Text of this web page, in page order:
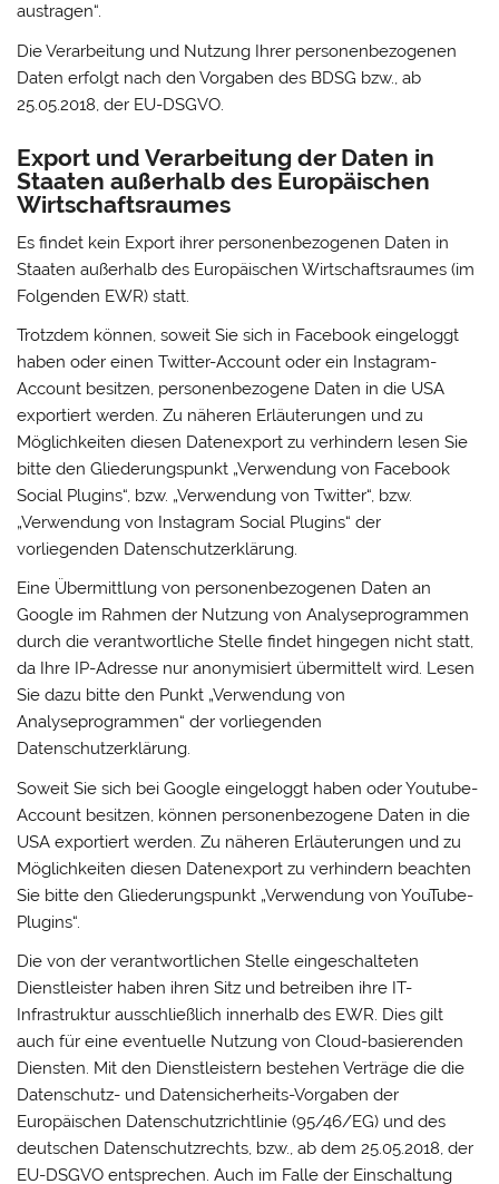
austragen“.
Die Verarbeitung und Nutzung Ihrer personenbezogenen
Daten erfolgt nach den Vorgaben des BDSG bzw., ab
25.05.2018, der EU-DSGVO.
Export und Verarbeitung der Daten in
Staaten außerhalb des Europäischen
Wirtschaftsraumes
Es findet kein Export ihrer personenbezogenen Daten in
Staaten außerhalb des Europäischen Wirtschaftsraumes (im
Folgenden EWR) statt.
Trotzdem können, soweit Sie sich in Facebook eingeloggt
haben oder einen Twitter-Account oder ein Instagram-
Account besitzen, personenbezogene Daten in die USA
exportiert werden. Zu näheren Erläuterungen und zu
Möglichkeiten diesen Datenexport zu verhindern lesen Sie
bitte den Gliederungspunkt „Verwendung von Facebook
Social Plugins“, bzw. „Verwendung von Twitter“, bzw.
„Verwendung von Instagram Social Plugins“ der
vorliegenden Datenschutzerklärung.
Eine Übermittlung von personenbezogenen Daten an
Google im Rahmen der Nutzung von Analyseprogrammen
durch die verantwortliche Stelle findet hingegen nicht statt,
da Ihre IP-Adresse nur anonymisiert übermittelt wird. Lesen
Sie dazu bitte den Punkt „Verwendung von
Analyseprogrammen“ der vorliegenden
Datenschutzerklärung.
Soweit Sie sich bei Google eingeloggt haben oder Youtube-
Account besitzen, können personenbezogene Daten in die
USA exportiert werden. Zu näheren Erläuterungen und zu
Möglichkeiten diesen Datenexport zu verhindern beachten
Sie bitte den Gliederungspunkt „Verwendung von YouTube-
Plugins“.
Die von der verantwortlichen Stelle eingeschalteten
Dienstleister haben ihren Sitz und betreiben ihre IT-
Infrastruktur ausschließlich innerhalb des EWR. Dies gilt
auch für eine eventuelle Nutzung von Cloud-basierenden
Diensten. Mit den Dienstleistern bestehen Verträge die die
Datenschutz- und Datensicherheits-Vorgaben der
Europäischen Datenschutzrichtlinie (95/46/EG) und des
deutschen Datenschutzrechts, bzw., ab dem 25.05.2018, der
EU-DSGVO entsprechen. Auch im Falle der Einschaltung